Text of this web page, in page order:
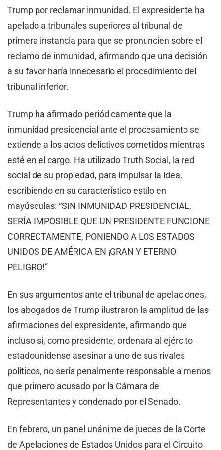
Trump por reclamar inmunidad. El expresidente ha
apelado a tribunales superiores al tribunal de
primera instancia para que se pronuncien sobre el
reclamo de inmunidad, afirmando que una decisión
a su favor haría innecesario el procedimiento del
tribunal inferior.
Trump ha afirmado periódicamente que la
inmunidad presidencial ante el procesamiento se
extiende a los actos delictivos cometidos mientras
esté en el cargo. Ha utilizado Truth Social, la red
social de su propiedad, para impulsar la idea,
escribiendo en su característico estilo en
mayúsculas: “SIN INMUNIDAD PRESIDENCIAL,
SERÍA IMPOSIBLE QUE UN PRESIDENTE FUNCIONE
CORRECTAMENTE, PONIENDO A LOS ESTADOS
UNIDOS DE AMÉRICA EN ¡GRAN Y ETERNO
PELIGRO!”
En sus argumentos ante el tribunal de apelaciones,
los abogados de Trump ilustraron la amplitud de las
afirmaciones del expresidente, afirmando que
incluso si, como presidente, ordenara al ejército
estadounidense asesinar a uno de sus rivales
políticos, no sería penalmente responsable a menos
que primero acusado por la Cámara de
Representantes y condenado por el Senado.
En febrero, un panel unánime de jueces de la Corte
de Apelaciones de Estados Unidos para el Circuito